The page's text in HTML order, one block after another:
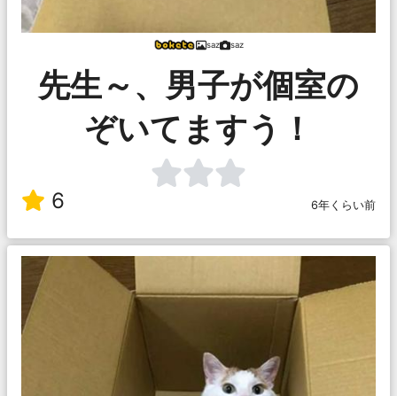
saz saz
先生～、男子が個室の
ぞいてますう！
6 6年くらい前